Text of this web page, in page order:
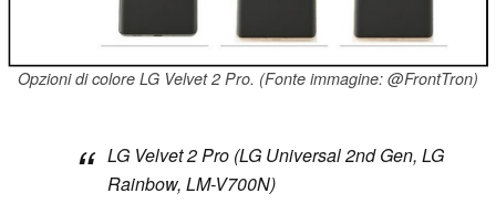
Opzioni di colore LG Velvet 2 Pro. (Fonte immagine: @FrontTron)
LG Velvet 2 Pro (LG Universal 2nd Gen, LG
Rainbow, LM-V700N)